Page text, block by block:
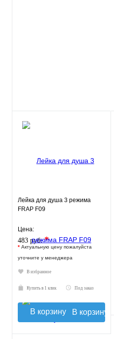
Лейка для душа 3 режима
FRAP F09
Цена:
483 руб.*
* Актуальную цену пожалуйста
уточните у менеджера
В избранное
Купить в 1 клик Под заказ
В корзину